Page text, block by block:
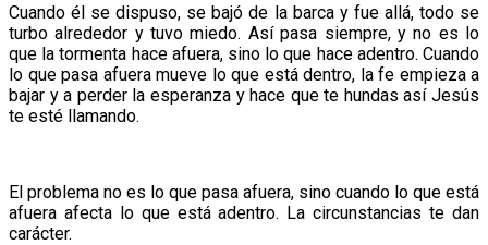
Cuando él se dispuso, se bajó de la barca y fue allá, todo se
turbo alrededor y tuvo miedo. Así pasa siempre, y no es lo
que la tormenta hace afuera, sino lo que hace adentro. Cuando
lo que pasa afuera mueve lo que está dentro, la fe empieza a
bajar y a perder la esperanza y hace que te hundas así Jesús
te esté llamando.
El problema no es lo que pasa afuera, sino cuando lo que está
afuera afecta lo que está adentro. La circunstancias te dan
carácter.